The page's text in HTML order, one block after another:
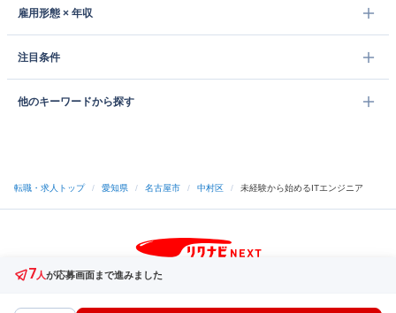
雇用形態 × 年収
注目条件
他のキーワードから探す
7人が応募画面まで進みました
転職・求人トップ / 愛知県 / 名古屋市 / 中村区 / 未経験から始めるITエンジニア